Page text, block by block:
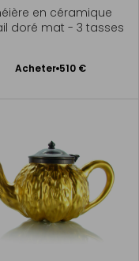
en céramique
doré mat - 3 tasses
Acheter 510 €
Ajouter